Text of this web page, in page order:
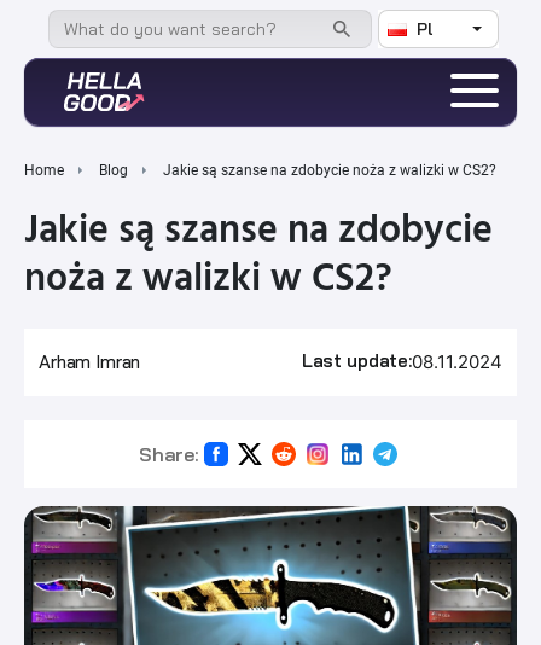
Pl
Home Blog Jakie są szanse na zdobycie noża z walizki w CS2?
Jakie są szanse na zdobycie
noża z walizki w CS2?
Arham Imran Last update:08.11.2024
Share: